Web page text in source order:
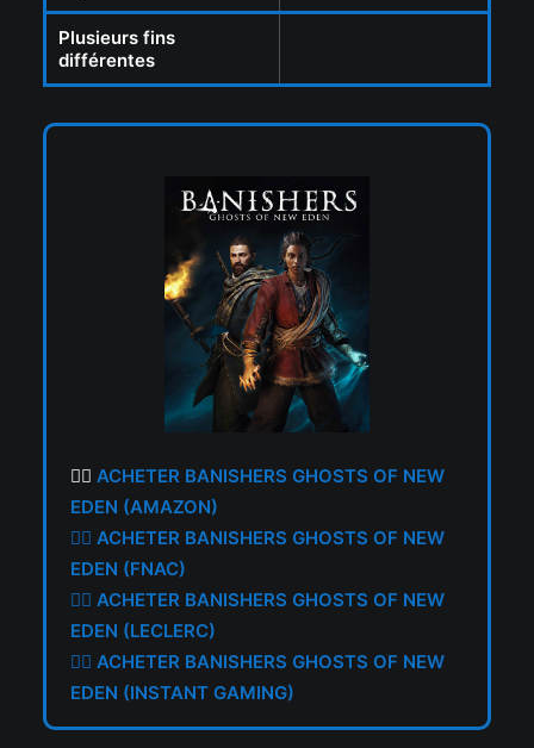
Plusieurs fins
différentes
👉🏼 ACHETER BANISHERS GHOSTS OF NEW
EDEN (AMAZON)
👉🏼 ACHETER BANISHERS GHOSTS OF NEW
EDEN (FNAC)
👉🏼 ACHETER BANISHERS GHOSTS OF NEW
EDEN (LECLERC)
👉🏼 ACHETER BANISHERS GHOSTS OF NEW
EDEN (INSTANT GAMING)